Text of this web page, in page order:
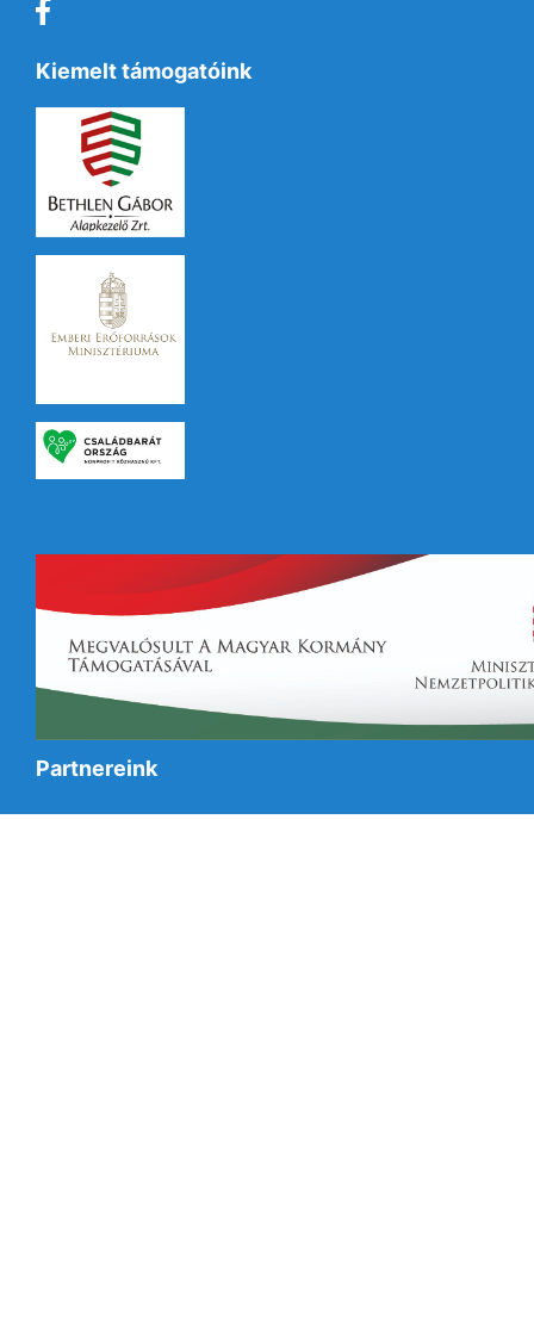
Kiemelt támogatóink
Partnereink